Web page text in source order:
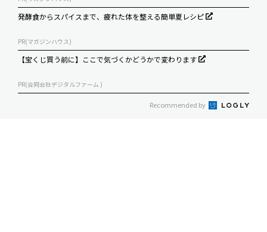
発酵食からスパイスまで、疲れた体を整える簡単夏レシピ
PR(マガジンハウス)
【宝くじ買う前に】ここで気づくかどうかで変わります
PR(合同会社デジタルファーム )
Recommended by